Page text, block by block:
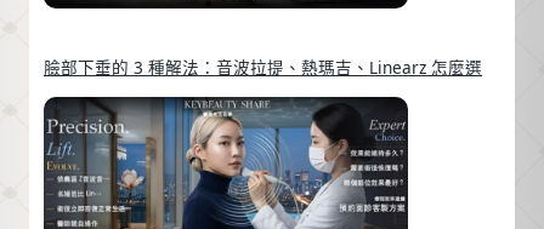
臉部下垂的 3 種解法：音波拉提、熱瑪吉、Linearz 怎麼選